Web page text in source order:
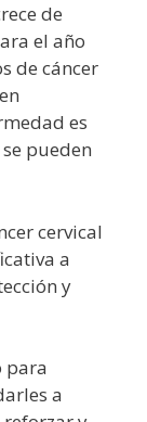
de
el año
de cáncer
es
pueden
cervical
a
y
para
a